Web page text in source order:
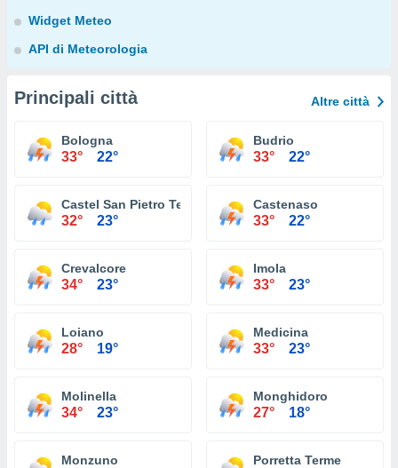
Widget Meteo
API di Meteorologia
Principali città Altre città
Bologna
33° 22°
Budrio
33° 22°
Castel San Pietro Terme
32° 23°
Castenaso
33° 22°
Crevalcore
34° 23°
Imola
33° 23°
Loiano
28° 19°
Medicina
33° 23°
Molinella
34° 23°
Monghidoro
27° 18°
Monzuno Porretta Terme